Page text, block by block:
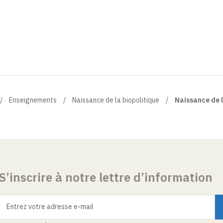
Enseignements Naissance de la biopolitique Naissance de
à notre lettre d’information
Entrez votre adresse e-mail